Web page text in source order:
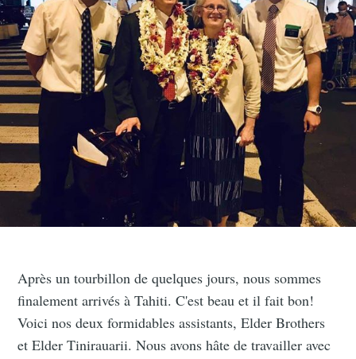
Après un tourbillon de quelques jours, nous sommes
finalement arrivés à Tahiti. C'est beau et il fait bon!
Voici nos deux formidables assistants, Elder Brothers
et Elder Tinirauarii. Nous avons hâte de travailler avec